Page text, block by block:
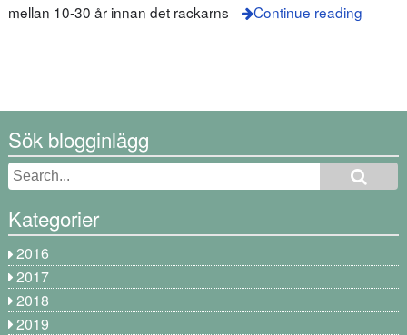
mellan 10-30 år innan det rackarns
Continue reading
Sök blogginlägg
Kategorier
2016
2017
2018
2019